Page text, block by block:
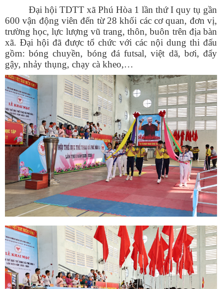
Đại hội TDTT xã Phú Hòa 1 lần thứ I quy tụ gần
600 vận động viên đến từ 28 khối các cơ quan, đơn vị,
trường học, lực lượng vũ trang, thôn, buôn trên địa bàn
xã. Đại hội đã được tổ chức với các nội dung thi đấu
gồm: bóng chuyền, bóng đá futsal, việt dã, bơi, đẩy
gậy, nhảy thụng, chạy cà kheo,…